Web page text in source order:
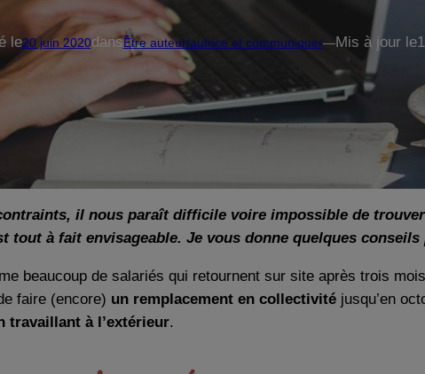
le20 juin 2020dansÊtre auteur/autrice et communiquer—Mis à jour le
il nous paraît difficile voire impossible de
tout à fait envisageable. Je vous donne quelques
beaucoup de salariés qui retournent sur site après trois
faire (encore) un remplacement en collectivité jusqu’en
travaillant à l’extérieur.